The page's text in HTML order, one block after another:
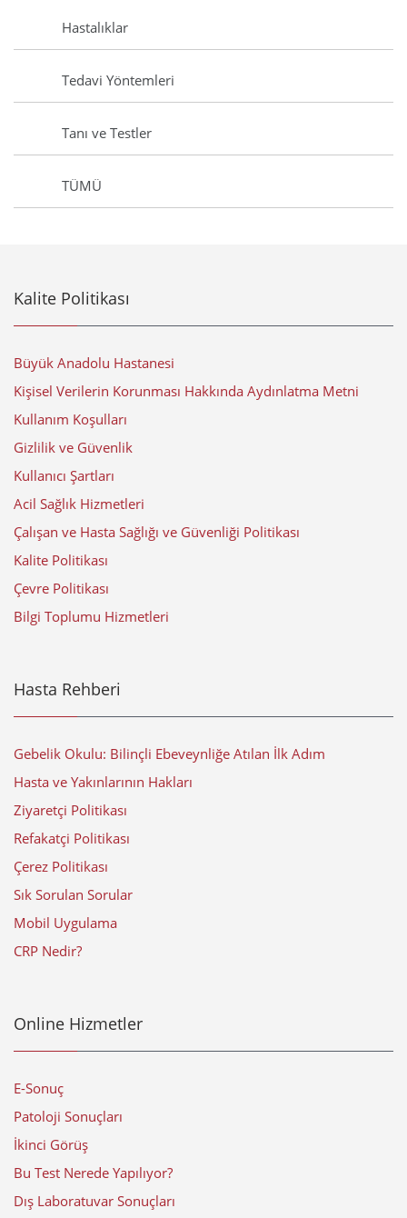
Hastalıklar
Tedavi Yöntemleri
Tanı ve Testler
TÜMÜ
Kalite Politikası
Büyük Anadolu Hastanesi
Kişisel Verilerin Korunması Hakkında Aydınlatma Metni
Kullanım Koşulları
Gizlilik ve Güvenlik
Kullanıcı Şartları
Acil Sağlık Hizmetleri
Çalışan ve Hasta Sağlığı ve Güvenliği Politikası
Kalite Politikası
Çevre Politikası
Bilgi Toplumu Hizmetleri
Hasta Rehberi
Gebelik Okulu: Bilinçli Ebeveynliğe Atılan İlk Adım
Hasta ve Yakınlarının Hakları
Ziyaretçi Politikası
Refakatçi Politikası
Çerez Politikası
Sık Sorulan Sorular
Mobil Uygulama
CRP Nedir?
Online Hizmetler
E-Sonuç
Patoloji Sonuçları
İkinci Görüş
Bu Test Nerede Yapılıyor?
Dış Laboratuvar Sonuçları